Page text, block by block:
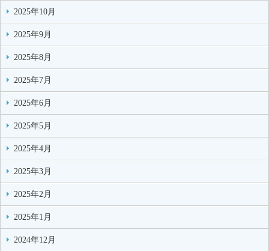
2025年10月
2025年9月
2025年8月
2025年7月
2025年6月
2025年5月
2025年4月
2025年3月
2025年2月
2025年1月
2024年12月